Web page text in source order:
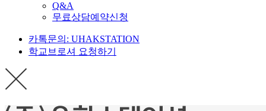
Q&A
무료상담예약신청
카톡문의: UHAKSTATION
학교브로셔 요청하기